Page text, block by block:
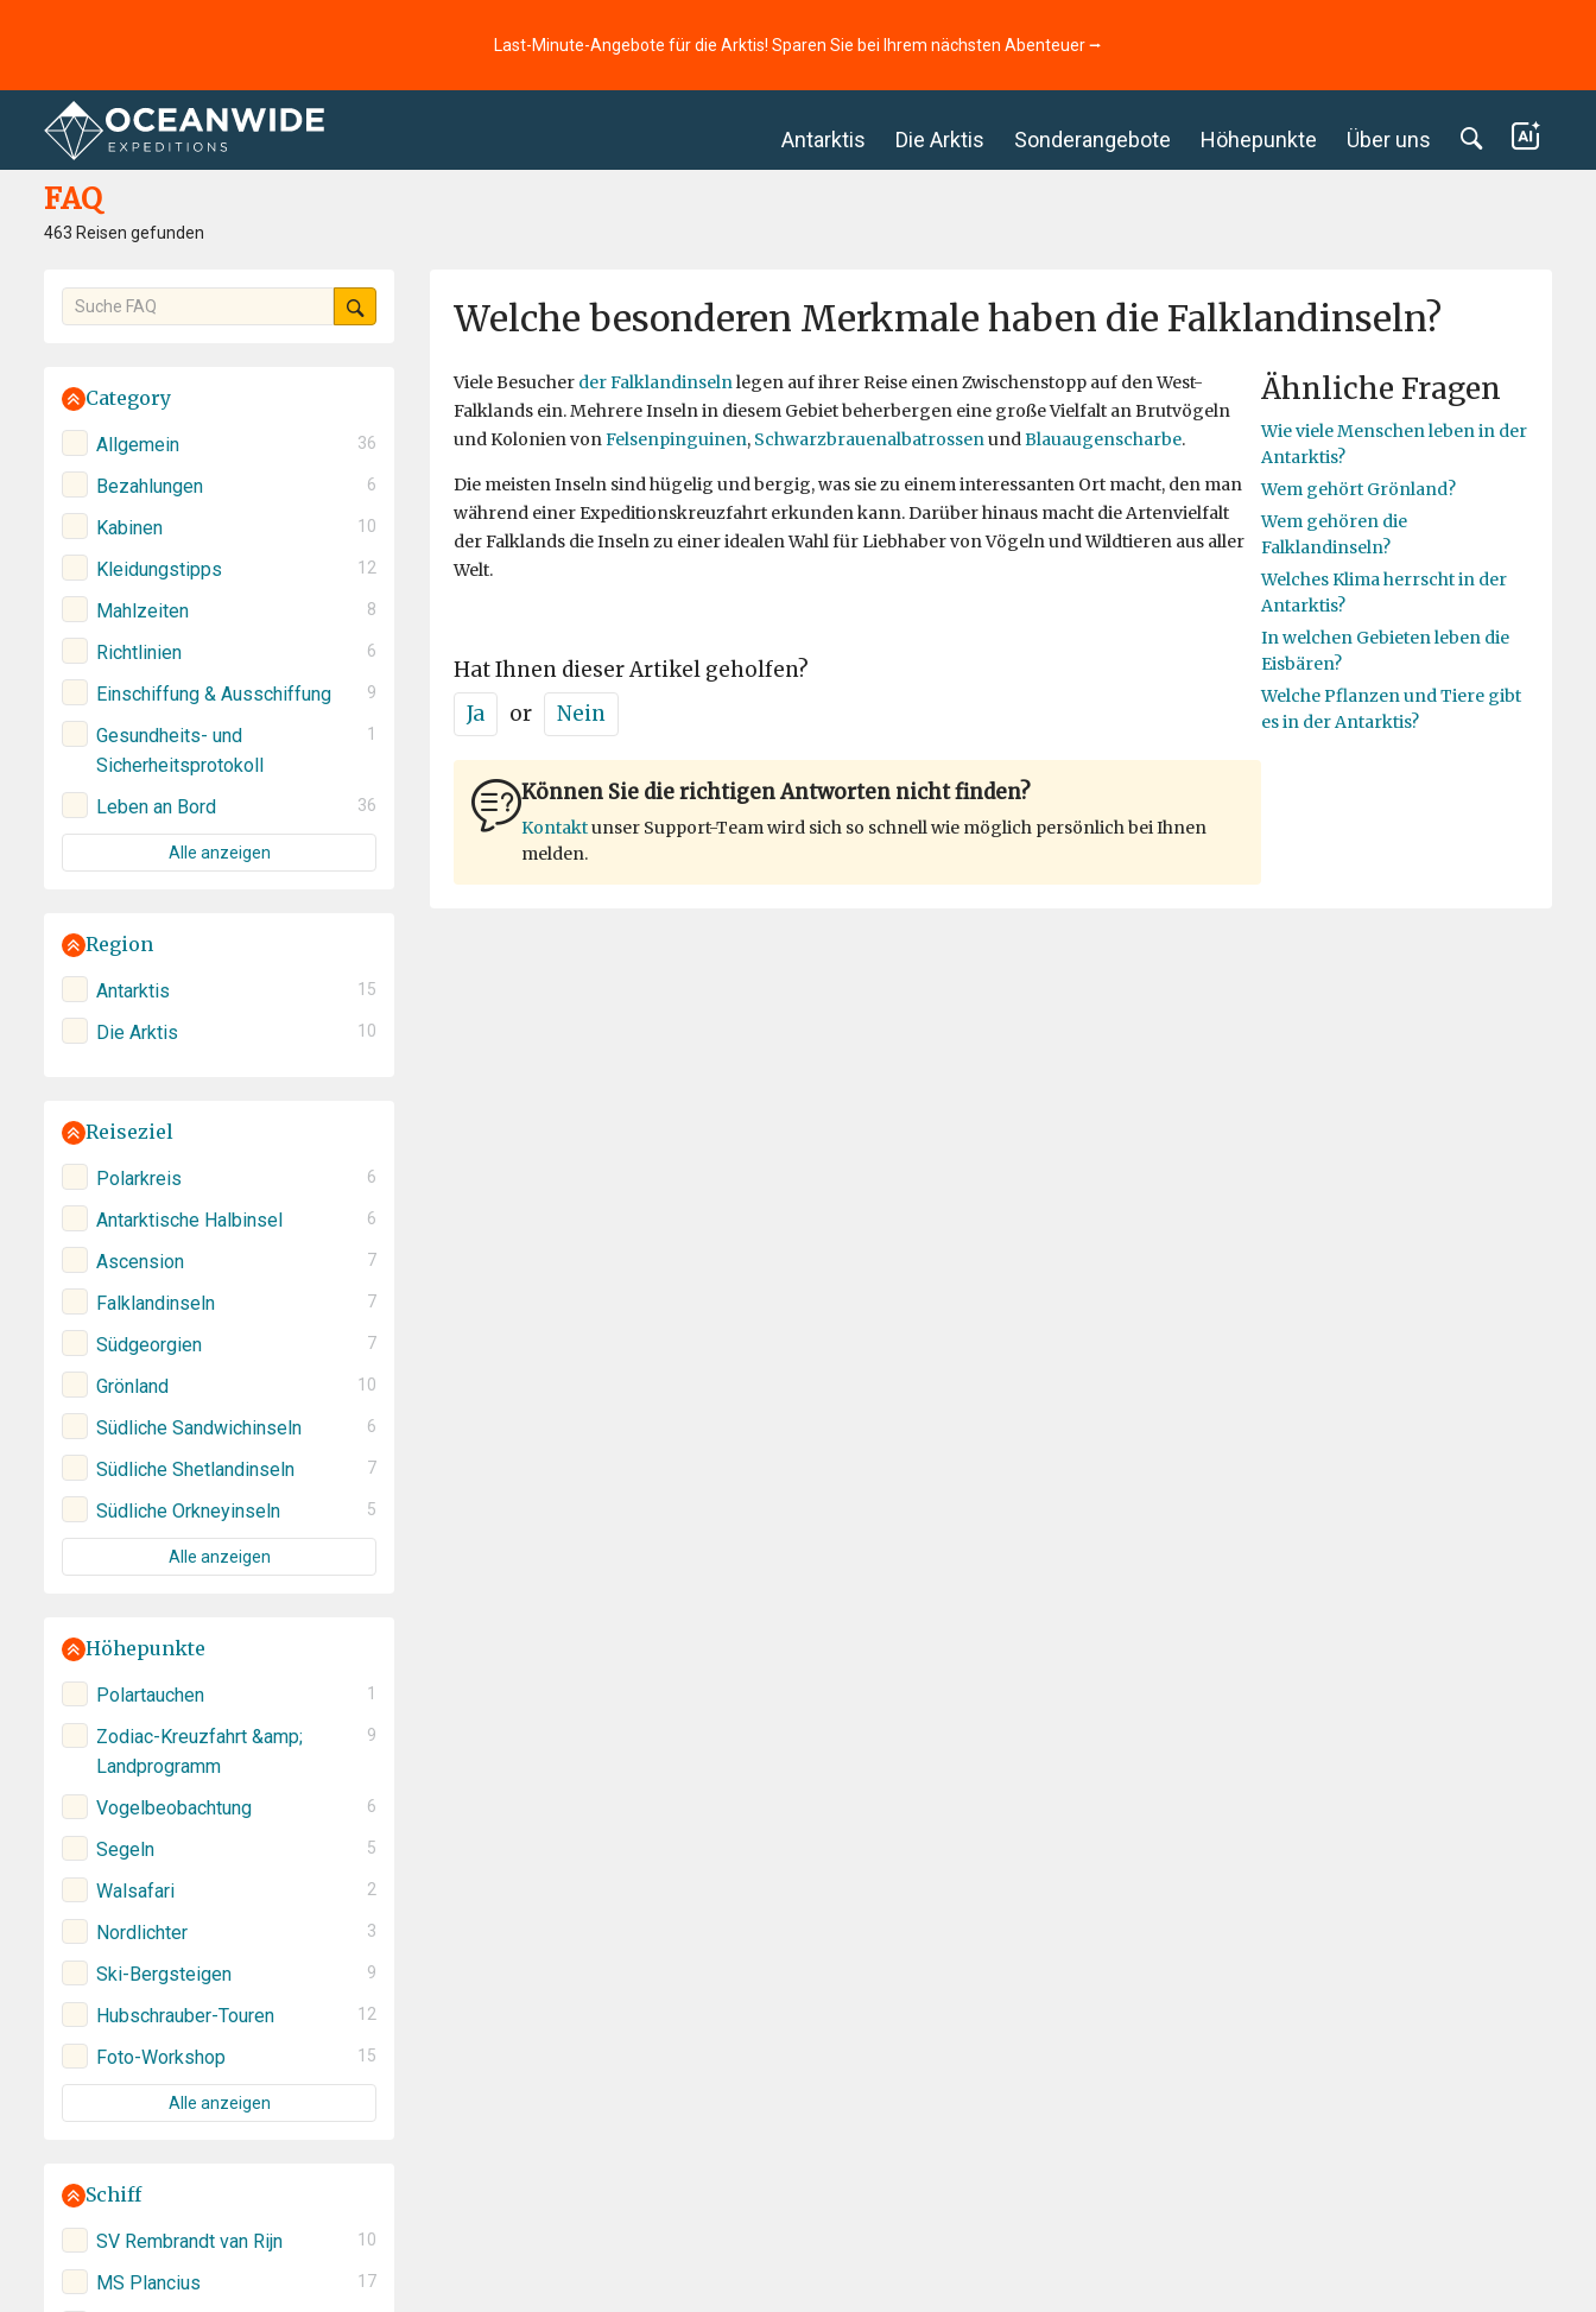
Last-Minute-Angebote für die Arktis! Sparen Sie bei Ihrem nächsten Abenteuer ⭢
Antarktis Die Arktis Sonderangebote Höhepunkte Über uns
Startseite FAQ
FAQ
463 Reisen gefunden
Category
Allgemein 36
Bezahlungen 6
Kabinen 10
Kleidungstipps 12
Mahlzeiten 8
Richtlinien 6
Einschiffung & Ausschiffung 9
Gesundheits- und
Sicherheitsprotokoll
1
Leben an Bord 36
Alle anzeigen
Region
Antarktis 15
Die Arktis 10
Reiseziel
Polarkreis 6
Antarktische Halbinsel 6
Ascension 7
Falklandinseln 7
Südgeorgien 7
Grönland 10
Südliche Sandwichinseln 6
Südliche Shetlandinseln 7
Südliche Orkneyinseln 5
Alle anzeigen
Höhepunkte
Polartauchen 1
Zodiac-Kreuzfahrt &amp;
Landprogramm
9
Vogelbeobachtung 6
Segeln 5
Walsafari 2
Nordlichter 3
Ski-Bergsteigen 9
Hubschrauber-Touren 12
Foto-Workshop 15
Alle anzeigen
Schiff
SV Rembrandt van Rijn 10
MS Plancius 17
Welche besonderen Merkmale haben die Falklandinseln?
Viele Besucher der Falklandinselnlegen auf ihrer Reise einen Zwischenstopp auf den West-
Falklands ein. Mehrere Inseln in diesem Gebiet beherbergen eine große Vielfalt an Brutvögeln
und Kolonien vonFelsenpinguinen, SchwarzbrauenalbatrossenundBlauaugenscharbe.
Die meisten Inseln sind hügelig und bergig, was sie zu einem interessanten Ort macht, den man
während einer Expeditionskreuzfahrt erkunden kann. Darüber hinaus macht die Artenvielfalt
der Falklands die Inseln zu einer idealen Wahl für Liebhaber von Vögeln und Wildtieren aus aller
Welt.
Hat Ihnen dieser Artikel geholfen?
Ja
or Nein
Können Sie die richtigen Antworten nicht finden?
Kontaktunser Support-Team wird sich so schnell wie möglich persönlich bei Ihnen
melden.
Ähnliche Fragen
Wie viele Menschen leben in der
Antarktis?
Wem gehört Grönland?
Wem gehören die
Falklandinseln?
Welches Klima herrscht in der
Antarktis?
In welchen Gebieten leben die
Eisbären?
Welche Pflanzen und Tiere gibt
es in der Antarktis?